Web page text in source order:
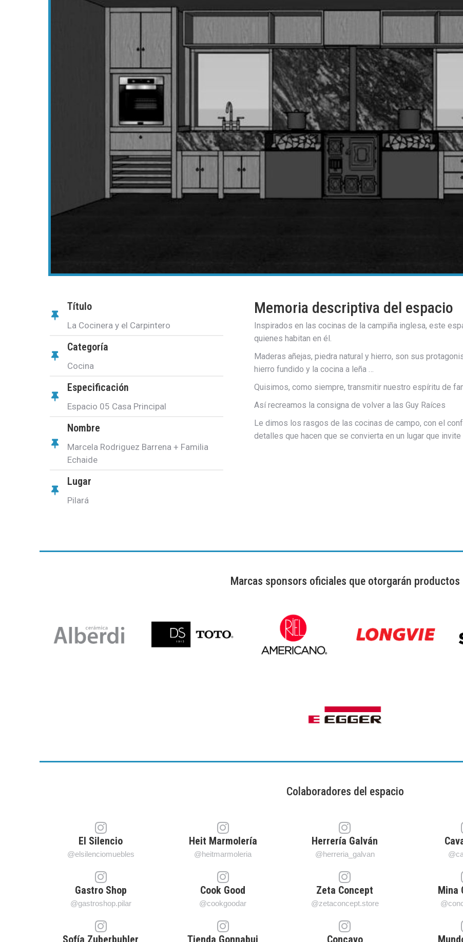
Título
La Cocinera y el Carpintero
Categoría
Cocina
Especificación
Espacio 05 Casa Principal
Nombre
Marcela Rodriguez Barrena + Familia
Echaide
Lugar
Pilará
Memoria descriptiva del espacio
Inspirados en las cocinas de la campiña inglesa, este
quienes habitan en él.
Maderas añejas, piedra natural y hierro, son sus
hierro fundido y la cocina a leña …
Quisimos, como siempre, transmitir nuestro espíritu de
Así recreamos la consigna de volver a las Guy Raíces
Le dimos los rasgos de las cocinas de campo, con el
detalles que hacen que se convierta en un lugar que invite
Marcas sponsors oficiales que otorgarán productos
Colaboradores del espacio
El Silencio
@elsilenciomuebles
Heit Marmolería
@heitmarmoleria
Herrería Galván
@herreria_galvan
Gastro Shop
@gastroshop.pilar
Cook Good
@cookgoodar
Zeta Concept
@zetaconcept.store
Mina
Sofía Zuberbuhler Tienda Gonnabui Concavo